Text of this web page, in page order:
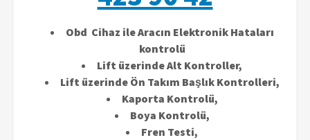
Obd Cihaz ile Aracın Elektronik Hataları
kontrolü
Lift üzerinde Alt Kontroller,
Lift üzerinde Ön Takım Başlık Kontrolleri,
Kaporta Kontrolü,
Boya Kontrolü,
Fren Testi,